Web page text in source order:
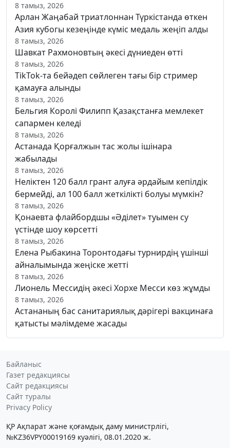
8 тамыз, 2026
Арлан Жаңабай триатлоннан Түркістанда өткен
Азия кубогы кезеңінде күміс медаль жеңіп алды
8 тамыз, 2026
Шавкат Рахмоновтың әкесі дүниеден өтті
8 тамыз, 2026
TikTok-та бейәдеп сөйлеген тағы бір стример
қамауға алынды
8 тамыз, 2026
Бельгия Королі Филипп Қазақстанға мемлекет
сапармен келеді
8 тамыз, 2026
Астанада Қорғалжын тас жолы ішінара
жабылады
8 тамыз, 2026
Неліктен 120 балл грант алуға әрдайым кепілдік
бермейді, ал 100 балл жеткілікті болуы мүмкін?
8 тамыз, 2026
Қонаевта флайбордшы «Әділет» туымен су
үстінде шоу көрсетті
8 тамыз, 2026
Елена Рыбакина Торонтодағы турнирдің үшінші
айналымында жеңіске жетті
8 тамыз, 2026
Лионель Мессидің әкесі Хорхе Месси көз жұмды
8 тамыз, 2026
Астананың бас санитариялық дәрігері вакцинаға
қатысты мәлімдеме жасады
Байланыс
Газет редакциясы
Сайт редакциясы
Сайт туралы
Privacy Policy
ҚР Ақпарат және қоғамдық даму министрлігі,
№KZ36VPY00019169 куәлігі, 08.01.2020 ж.